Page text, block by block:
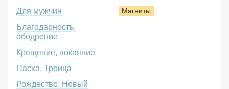
Для мужчин
Благодарность,
ободрение
Крещение, покаяние
Пасха, Троица
Рождество, Новый
Магниты